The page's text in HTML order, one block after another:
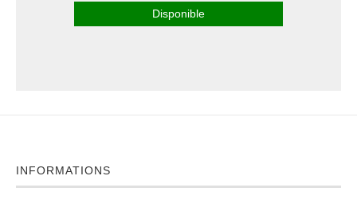
Disponible
INFORMATIONS